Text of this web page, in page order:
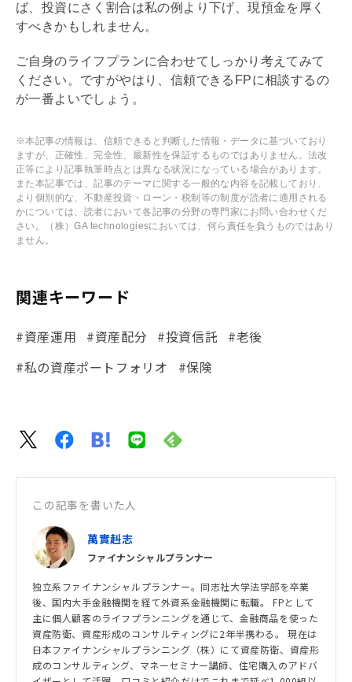
ば、投資にさく割合は私の例より下げ、現預金を厚く
すべきかもしれません。
ご自身のライフプランに合わせてしっかり考えてみて
ください。ですがやはり、信頼できるFPに相談するの
が一番よいでしょう。
※本記事の情報は、信頼できると判断した情報・データに基づいており
ますが、正確性、完全性、最新性を保証するものではありません。法改
正等により記事執筆時点とは異なる状況になっている場合があります。
また本記事では、記事のテーマに関する一般的な内容を記載しており、
より個別的な、不動産投資・ローン・税制等の制度が読者に適用される
かについては、読者において各記事の分野の専門家にお問い合わせくだ
さい。（株）GA technologiesにおいては、何ら責任を負うものではあり
ません。
関連キーワード
#資産運用 #資産配分 #投資信託
#老後
#私の資産ポートフォリオ
#保険
この記事を書いた人
萬實赳志
ファイナンシャルプランナー
独立系ファイナンシャルプランナー。同志社大学法学部を卒業
後、国内大手金融機関を経て外資系金融機関に転職。 FPとして
主に個人顧客のライフプランニングを通じて、金融商品を使った
資産防衛、資産形成のコンサルティングに2年半携わる。 現在は
日本ファイナンシャルプランニング（株）にて資産防衛、資産形
成のコンサルティング、マネーセミナー講師、住宅購入のアドバ